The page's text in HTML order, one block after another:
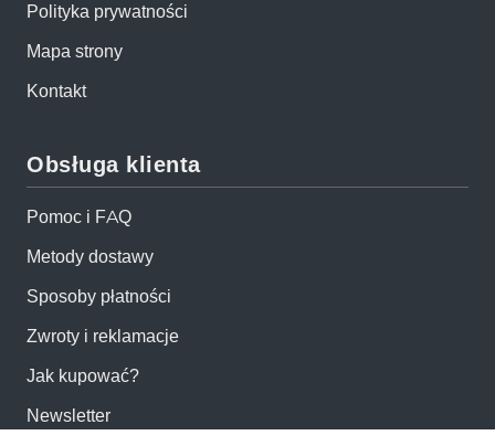
Polityka prywatności
Mapa strony
Kontakt
Obsługa klienta
Pomoc i FAQ
Metody dostawy
Sposoby płatności
Zwroty i reklamacje
Jak kupować?
Newsletter